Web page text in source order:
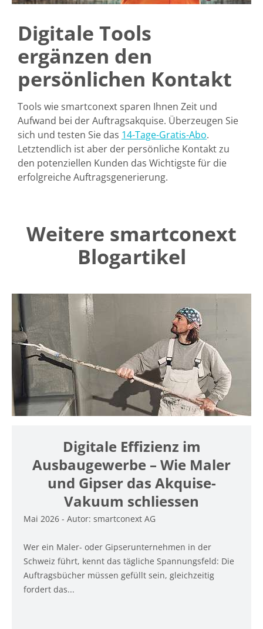
Digitale Tools
ergänzen den
persönlichen Kontakt
Tools wie smartconext sparen Ihnen Zeit und
Aufwand bei der Auftragsakquise. Überzeugen Sie
sich und testen Sie das 14-Tage-Gratis-Abo.
Letztendlich ist aber der persönliche Kontakt zu
den potenziellen Kunden das Wichtigste für die
erfolgreiche Auftragsgenerierung.
Weitere smartconext
Blogartikel
Digitale Effizienz im
Ausbaugewerbe – Wie Maler
und Gipser das Akquise-
Vakuum schliessen
Mai 2026 - Autor: smartconext AG
Wer ein Maler- oder Gipserunternehmen in der
Schweiz führt, kennt das tägliche Spannungsfeld: Die
Auftragsbücher müssen gefüllt sein, gleichzeitig
fordert das...